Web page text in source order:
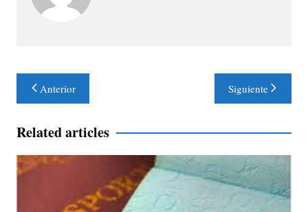
Navegación
de
entradas
Anterior Siguiente
Related articles